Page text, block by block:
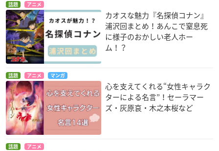
話題 アニメ
カオスな魅力『名探偵コナン』
浦沢回まとめ！あんこで窒息死
に様子のおかしい老人ホー
ム！？
話題 アニメ マンガ
心を支えてくれる“女性キャラク
ターによる名言”！セーラマー
ズ・灰原哀・木之本桜など
話題 アニメ